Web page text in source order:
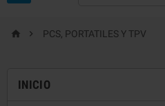
  PCS, PORTATILES Y TPV
INICIO